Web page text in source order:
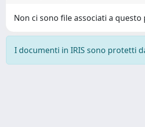
Non ci sono file associati a
I documenti in IRIS sono protetti